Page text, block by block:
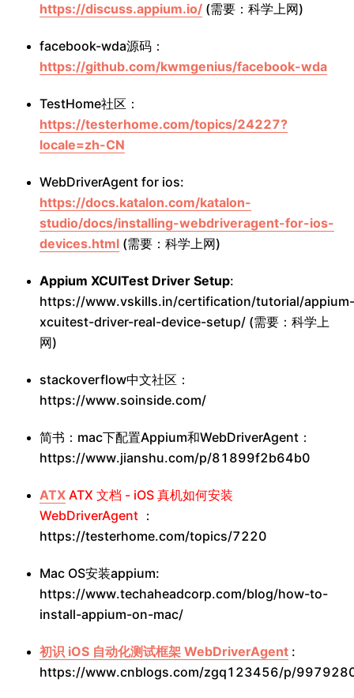
https://discuss.appium.io/ (需要：科学上网)
facebook-wda源码：
https://github.com/kwmgenius/facebook-wda
TestHome社区：
https://testerhome.com/topics/24227?
locale=zh-CN
WebDriverAgent for ios:
https://docs.katalon.com/katalon-
studio/docs/installing-webdriveragent-for-ios-
devices.html (需要：科学上网)
Appium XCUITest Driver Setup:
https://www.vskills.in/certification/tutorial/appium-
xcuitest-driver-real-device-setup/ (需要：科学上
网)
stackoverflow中文社区：
https://www.soinside.com/
简书：mac下配置Appium和WebDriverAgent：
https://www.jianshu.com/p/81899f2b64b0
ATX ATX 文档 - iOS 真机如何安装
WebDriverAgent ：
https://testerhome.com/topics/7220
Mac OS安装appium:
https://www.techaheadcorp.com/blog/how-to-
install-appium-on-mac/
初识 iOS 自动化测试框架 WebDriverAgent :
https://www.cnblogs.com/zgq123456/p/